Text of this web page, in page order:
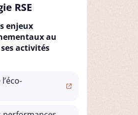
RSE
enjeux
au
activités